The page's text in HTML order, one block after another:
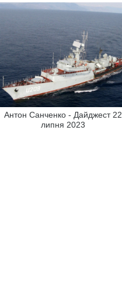
Антон Санченко - Дайджест 22
липня 2023